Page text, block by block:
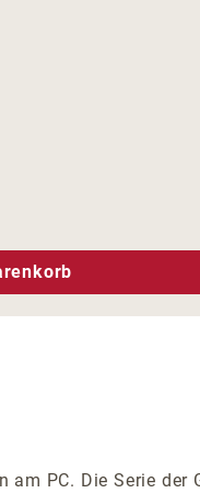
um die
PC. Die Serie der